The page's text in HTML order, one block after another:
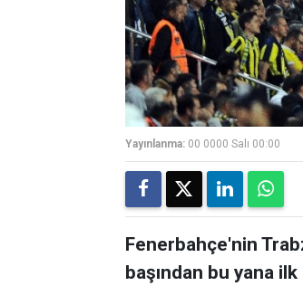
Yayınlanma: 00 0000 Salı 00:00
Fenerbahçe'nin
başından bu yana